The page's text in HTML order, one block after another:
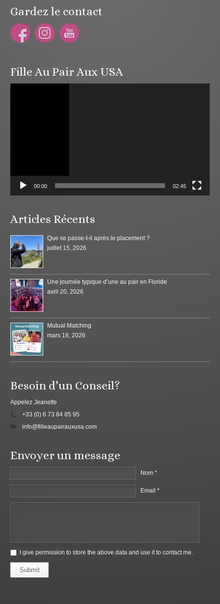
Gardez le contact
Fille Au Pair Aux USA
00:00 02:45
Articles Récents
Que se passe-t-il après le placement ?
juillet 15, 2026
Une journée typique d’une au pair en Floride
avril 20, 2026
Mutual Matching
mars 18, 2026
Besoin d’un Conseil?
Appelez Jeanette
+33 (0) 6 73 84 85 95
info@filleaupairauxusa.com
Envoyer un message
Nom *
Email *
I give permission to store the above data and use it to contact me.
Submit